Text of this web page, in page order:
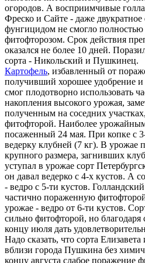
огородов. А восприимчивые
Фреско и Сайте - даже
фунгицидом не смогло полностью
фитофторозом. Срок действия
оказался не более 10 дней.
сорта - Никольский и Пушкинец.
Картофель, избавленный от
получивший хорошее удобрение и
смог плодотворно использовать
накопления высокого урожая,
полученным на соседних
фитофторой. Наиболее урожайным
посаженный 24 мая. При копке с
ведерку клубней (7 кг). В урожае
крупного размера, загнивших
уступал в урожае сорт
он давал ведерко с 4-х кустов. А
- ведро с 5-ти кустов.
частично пораженную
урожае - ведро от 6-ти кустов.
сильно фитофторой, но благодаря
концу июля дать
Надо сказать, что сорта
вблизи города Пушкина без
концу августа слабое поражение